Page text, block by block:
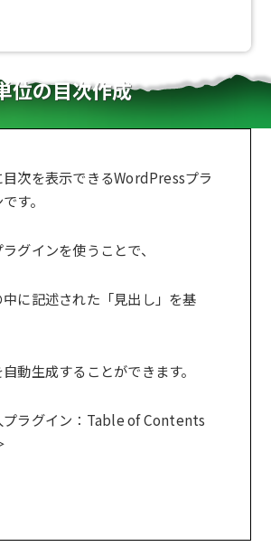
位の目次作成
目次を表示できるWordPressプラ
す。
グインを使うことで、
中に記述された「見出し」を基
動生成することができます。
プラグイン：Table of Contents